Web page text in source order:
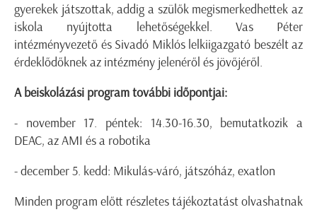
gyerekek játszottak, addig a szülők megismerkedhettek az
iskola nyújtotta lehetőségekkel. Vas Péter
intézményvezető és Sivadó Miklós lelkiigazgató beszélt az
érdeklődőknek az intézmény jelenéről és jövőjéről.
A beiskolázási program további időpontjai:
- november 17. péntek: 14.30-16.30, bemutatkozik a
DEAC, az AMI és a robotika
- december 5. kedd: Mikulás-váró, játszóház, exatlon
Minden program előtt részletes tájékoztatást olvashatnak